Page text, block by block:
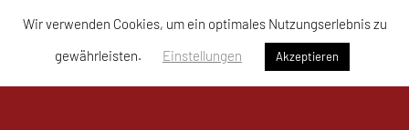
Wir verwenden Cookies, um ein optimales Nutzungserlebnis zu
gewährleisten.
Einstellungen Akzeptieren